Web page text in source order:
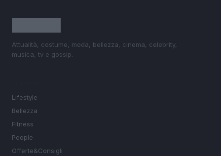
Attualità, costume, moda, bellezza, cinema, celebrity,
musica, tv e gossip.
Lifestyle
Bellezza
Fitness
People
Offerte&Consigli